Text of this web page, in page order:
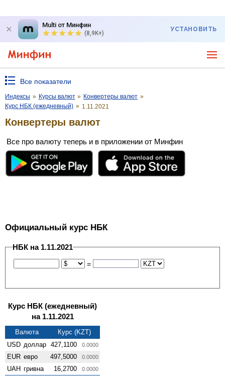
Multi от Минфин
(8,9K+)
УСТАНОВИТЬ
Все показатели
Индексы » Курсы валют » Конвертеры валют »
Курс НБК (ежедневный) » 1.11.2021
Конвертеры валют
Все про валюту теперь и в приложении от Минфин
Официальный курс НБК
НБК на 1.11.2021
=
Курс НБК (ежедневный)
на 1.11.2021
Валюта
Курс (KZT)
USD доллар 427,1100 0.0000
EUR евро 497,5000 0.0000
UAH гривна 16,2700 0.0000